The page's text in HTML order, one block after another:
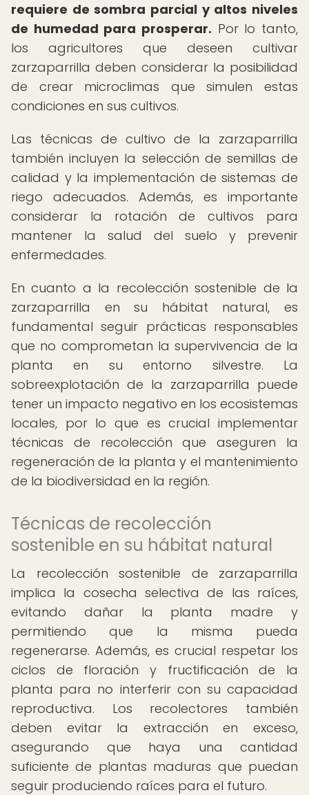
requiere de sombra parcial y altos niveles
de humedad para prosperar. Por lo tanto,
los agricultores que deseen cultivar
zarzaparrilla deben considerar la posibilidad
de crear microclimas que simulen estas
condiciones en sus cultivos.
Las técnicas de cultivo de la zarzaparrilla
también incluyen la selección de semillas de
calidad y la implementación de sistemas de
riego adecuados. Además, es importante
considerar la rotación de cultivos para
mantener la salud del suelo y prevenir
enfermedades.
En cuanto a la recolección sostenible de la
zarzaparrilla en su hábitat natural, es
fundamental seguir prácticas responsables
que no comprometan la supervivencia de la
planta en su entorno silvestre. La
sobreexplotación de la zarzaparrilla puede
tener un impacto negativo en los ecosistemas
locales, por lo que es crucial implementar
técnicas de recolección que aseguren la
regeneración de la planta y el mantenimiento
de la biodiversidad en la región.
Técnicas de recolección
sostenible en su hábitat natural
La recolección sostenible de zarzaparrilla
implica la cosecha selectiva de las raíces,
evitando dañar la planta madre y
permitiendo que la misma pueda
regenerarse. Además, es crucial respetar los
ciclos de floración y fructificación de la
planta para no interferir con su capacidad
reproductiva. Los recolectores también
deben evitar la extracción en exceso,
asegurando que haya una cantidad
suficiente de plantas maduras que puedan
seguir produciendo raíces para el futuro.